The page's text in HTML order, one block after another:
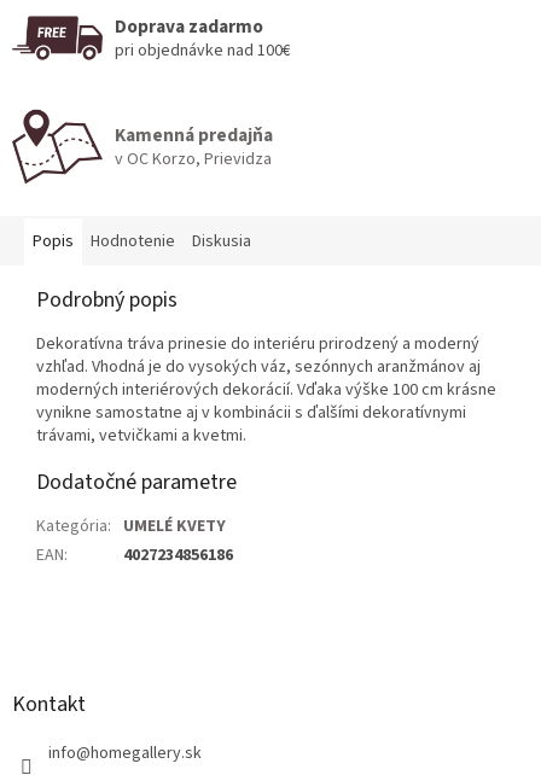
Doprava zadarmo
pri objednávke nad 100€
Kamenná predajňa
v OC Korzo, Prievidza
Popis Hodnotenie Diskusia
Podrobný popis
Dekoratívna tráva prinesie do interiéru prirodzený a moderný
vzhľad. Vhodná je do vysokých váz, sezónnych aranžmánov aj
moderných interiérových dekorácií. Vďaka výške 100 cm krásne
vynikne samostatne aj v kombinácii s ďalšími dekoratívnymi
trávami, vetvičkami a kvetmi.
Dodatočné parametre
Kategória: UMELÉ KVETY
EAN: 4027234856186
Kontakt
info@homegallery.sk